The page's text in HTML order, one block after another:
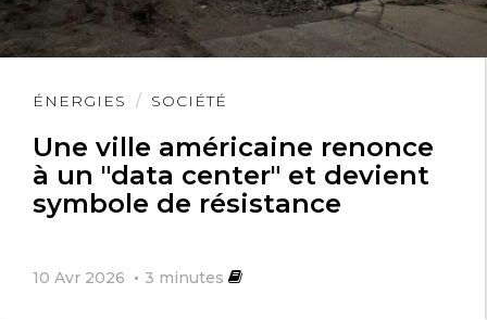
ÉNERGIES SOCIÉTÉ
Une ville américaine renonce
à un "data center" et devient
symbole de résistance
10 Avr 2026 3 minutes
Lire